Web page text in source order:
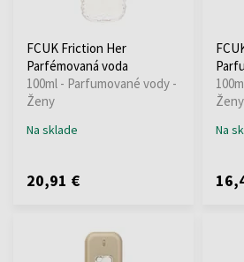
FCUK Friction Her
Parfémovaná voda
100ml - Parfumované vody -
Ženy
Na sklade
20,91 €
Ženy
Na